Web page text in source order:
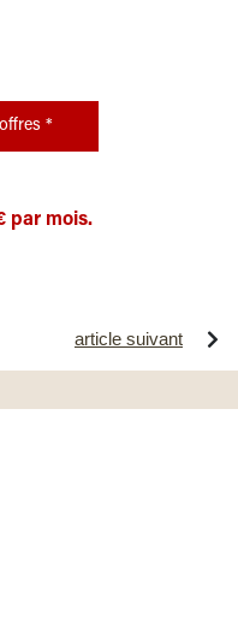
Je découvre les offres *
par mois.
article suivant